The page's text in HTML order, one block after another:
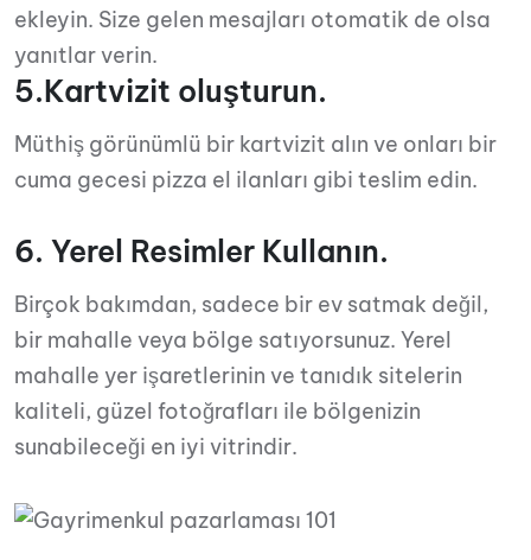
ekleyin. Size gelen mesajları otomatik de olsa
yanıtlar verin.
5.Kartvizit oluşturun.
Müthiş görünümlü bir kartvizit alın ve onları bir
cuma gecesi pizza el ilanları gibi teslim edin.
6. Yerel Resimler Kullanın.
Birçok bakımdan, sadece bir ev satmak değil,
bir mahalle veya bölge satıyorsunuz. Yerel
mahalle yer işaretlerinin ve tanıdık sitelerin
kaliteli, güzel fotoğrafları ile bölgenizin
sunabileceği en iyi vitrindir.